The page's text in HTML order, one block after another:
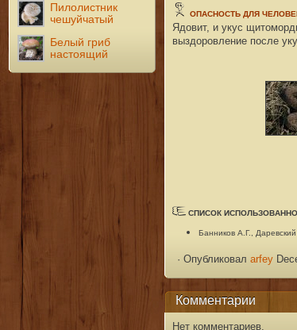
Пилолистник
чешуйчатый
Белый гриб
настоящий
ОПАСНОСТЬ ДЛЯ
Ядовит, и укус
выздоровление после
СПИСОК
Банников А.Г.,
· Опубликовалarfey
Комментарии
Нет комментариев.